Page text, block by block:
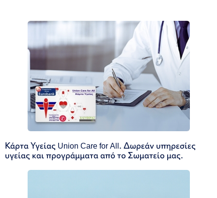
Κάρτα Υγείας Union Care for All. Δωρεάν υπηρεσίες
υγείας και προγράμματα από το Σωματείο μας.